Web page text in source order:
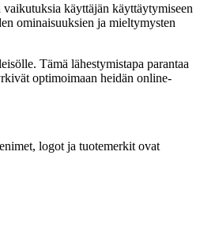
käyttäjän käyttäytymiseen
ominaisuuksien ja mieltymysten
Tämä lähestymistapa parantaa
optimoimaan heidän online-
logot ja tuotemerkit ovat